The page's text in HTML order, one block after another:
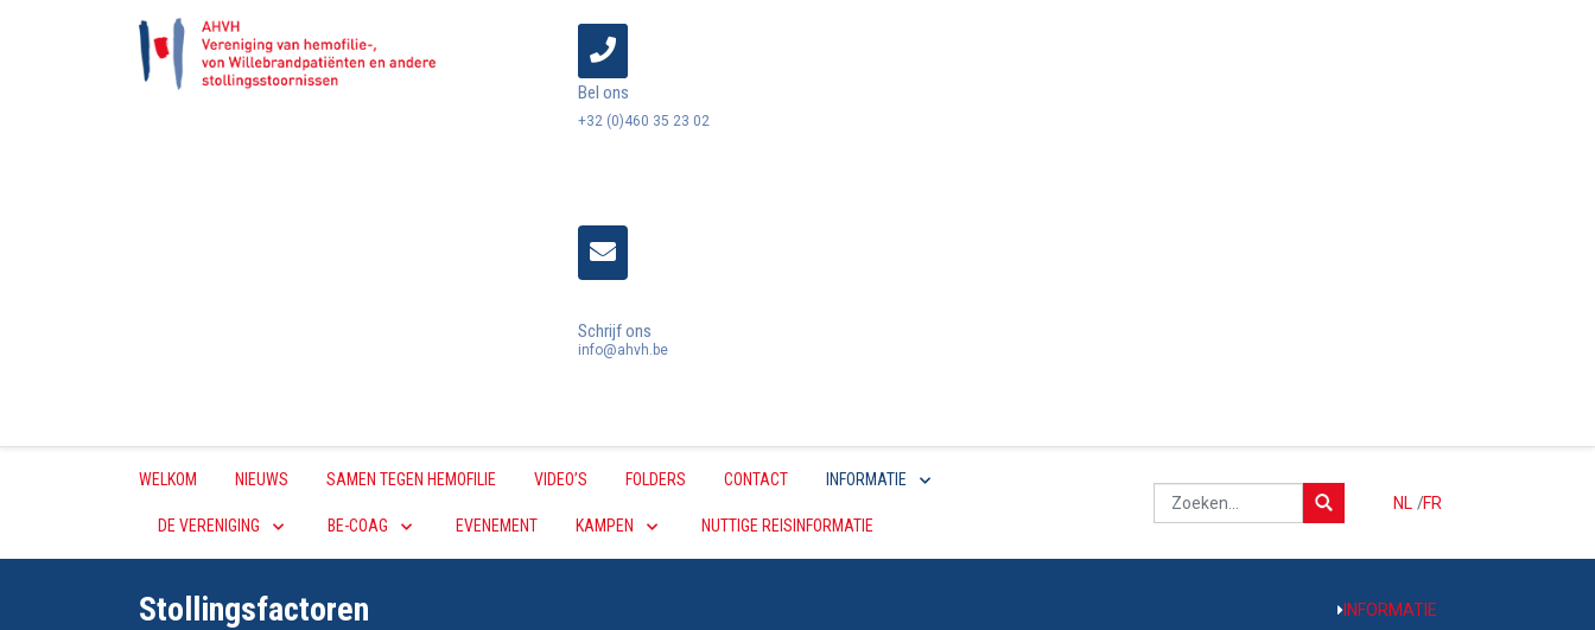
Bel ons
+32 (0)460 35 23 02
Schrijf ons
info@ahvh.be
WELKOM NIEUWS SAMEN TEGEN HEMOFILIE VIDEO’S FOLDERS CONTACT INFORMATIE
DE VERENIGING BE-COAG EVENEMENT KAMPEN NUTTIGE REISINFORMATIE
NL FR
/
Stollingsfactoren INFORMATIE